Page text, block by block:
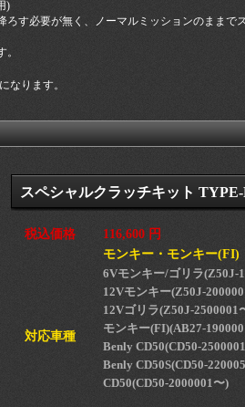
)
す必要が無く、ノーマルミッションのままで
なります。
スペシャルクラッチキット
税込価格 116,600 円
対応車種
モンキー・モンキー(FI)
6Vモンキー/ゴリラ(Z50J-
12Vモンキー(Z50J-
12Vゴリラ(Z50J-2500001
モンキー(FI)(AB27-
Benly CD50(CD50-
Benly CD50S(CD50-
CD50(CD50-2000001〜)